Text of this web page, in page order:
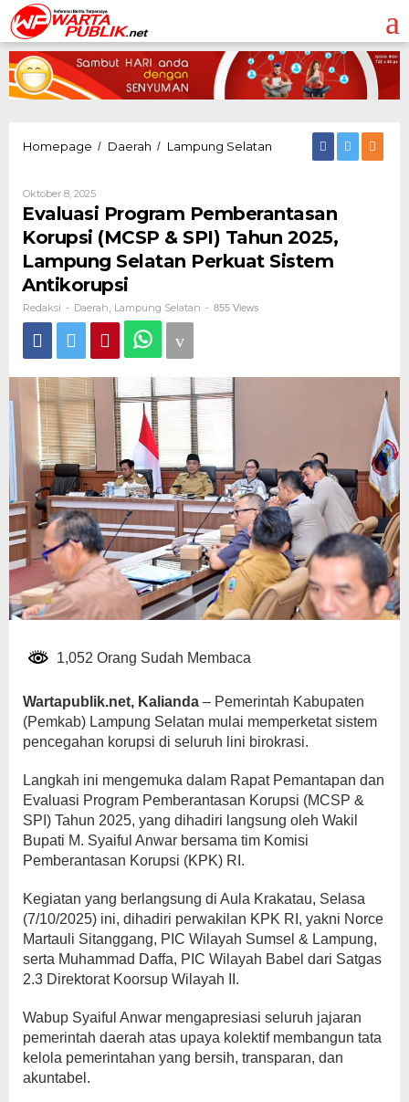
Lewati
ke
konten
Homepage / Daerah / Lampung Selatan
Program
(MCSP
SPI)
Tahun
Oktober 8, 2025Oleh
Redaksi
Evaluasi Program Pemberantasan
Korupsi (MCSP & SPI) Tahun 2025,
Lampung Selatan Perkuat Sistem
Antikorupsi
Redaksi - Daerah Lampung Selatan - 855 Views
1,052 Orang Sudah Membaca
Wartapublik.net, Kalianda – Pemerintah Kabupaten
(Pemkab) Lampung Selatan mulai memperketat sistem
pencegahan korupsi di seluruh lini birokrasi.
Langkah ini mengemuka dalam Rapat Pemantapan dan
Evaluasi Program Pemberantasan Korupsi (MCSP &
SPI) Tahun 2025, yang dihadiri langsung oleh Wakil
Bupati M. Syaiful Anwar bersama tim Komisi
Pemberantasan Korupsi (KPK) RI.
Kegiatan yang berlangsung di Aula Krakatau, Selasa
(7/10/2025) ini, dihadiri perwakilan KPK RI, yakni Norce
Martauli Sitanggang, PIC Wilayah Sumsel & Lampung,
serta Muhammad Daffa, PIC Wilayah Babel dari Satgas
2.3 Direktorat Koorsup Wilayah II.
Wabup Syaiful Anwar mengapresiasi seluruh jajaran
pemerintah daerah atas upaya kolektif membangun tata
kelola pemerintahan yang bersih, transparan, dan
akuntabel.